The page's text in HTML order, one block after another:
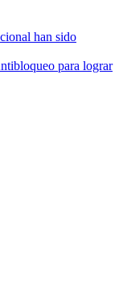
han sido
para lograr